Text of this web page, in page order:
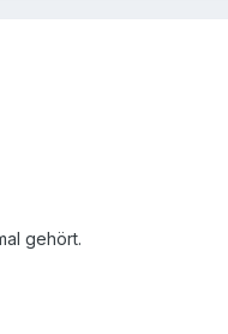
gehört.